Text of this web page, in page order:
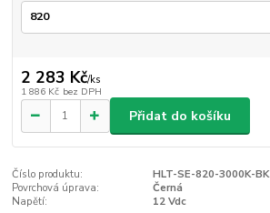
2 283 Kč/ks
1 886 Kč bez DPH
Přidat do košíku
Číslo produktu:
HLT-SE-820-3000K-BK
Povrchová úprava:
Černá
Napětí:
12 Vdc